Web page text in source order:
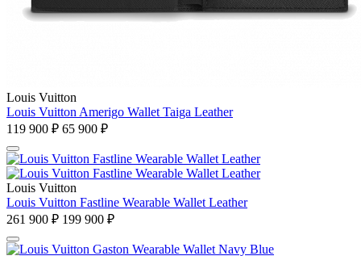
Louis Vuitton
Louis Vuitton Amerigo Wallet Taiga Leather
119 900 ₽ 65 900 ₽
Louis Vuitton
Louis Vuitton Fastline Wearable Wallet Leather
261 900 ₽ 199 900 ₽